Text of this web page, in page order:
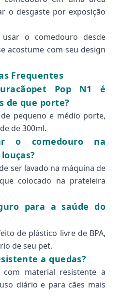
o desgaste por exposição
o comedouro desde
acostume com seu design
Frequentes
Pop N1 é
de que porte?
pequeno e médio porte,
de 300ml.
o comedouro na
ser lavado na máquina de
colocado na prateleira
para a saúde do
de plástico livre de BPA,
de seu pet.
a quedas?
material resistente a
diário e para cães mais